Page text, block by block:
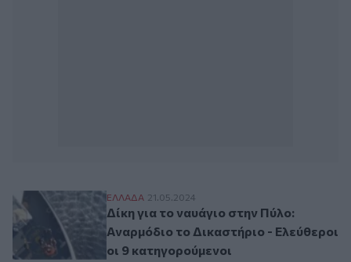
Δίκη για το ναυάγιο στην Πύλο:
ΕΛΛAΔΑ 21.05.2024
Δίκη για το ναυάγιο στην Πύλο:
Αναρμόδιο το Δικαστήριο - Ελεύθεροι
οι 9 κατηγορούμενοι